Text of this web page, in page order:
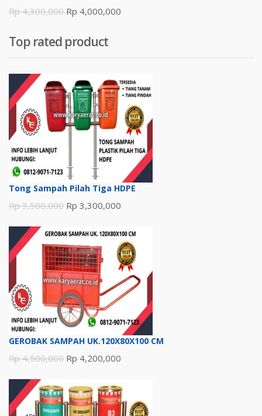
Rp4,300,000 Harga
adalah:
Rp 4,300,000.
Rp 4,000,000
adalah:
Top rated product
Tong Sampah Pilah Tiga HDPE
Rp3,500,000 Harga
adalah:
Rp 3,500,000.
Rp 3,300,000
ini
adalah:
Rp 3,300,000.
GEROBAK SAMPAH UK.120X80X100 CM
Rp4,500,000 Harga
adalah:
Rp 4,500,000.
Rp 4,200,000
ini
adalah: